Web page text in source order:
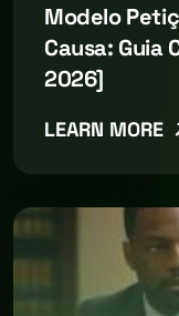
Modelo
Causa: Guia
2026]
LEARN MORE